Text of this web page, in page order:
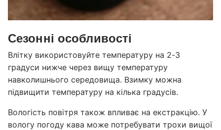
Сезонні особливості
Влітку використовуйте температуру на 2-3
градуси нижче через вищу температуру
навколишнього середовища. Взимку можна
підвищити температуру на кілька градусів.
Вологість повітря також впливає на екстракцію. У
вологу погоду кава може потребувати трохи вищої